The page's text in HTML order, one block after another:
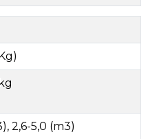
2,6-5,0 (m3)